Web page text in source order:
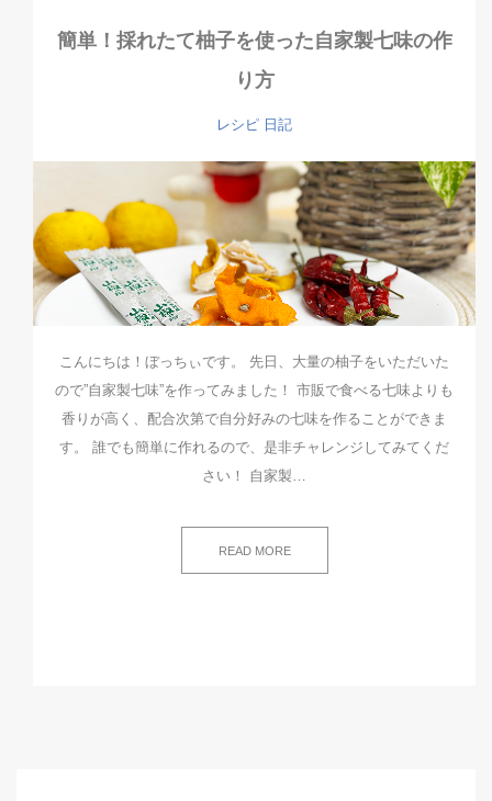
簡単！採れたて柚子を使った自家製七味の作
り方
レシピ 日記
こんにちは！ぼっちぃです。 先日、大量の柚子をいただいた
ので”自家製七味”を作ってみました！ 市販で食べる七味よりも
香りが高く、配合次第で自分好みの七味を作ることができま
す。 誰でも簡単に作れるので、是非チャレンジしてみてくだ
さい！ 自家製…
READ MORE